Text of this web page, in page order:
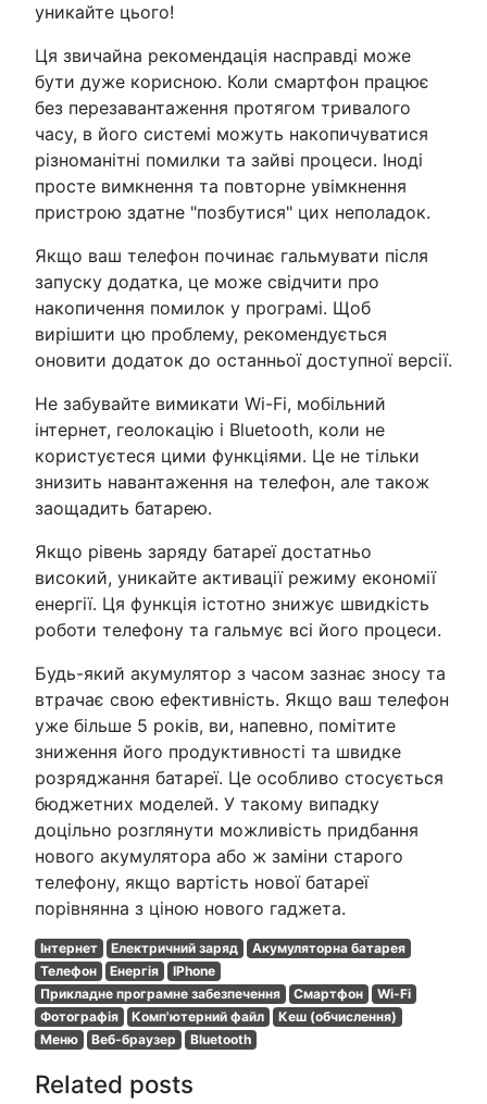
уникайте цього!
Ця звичайна рекомендація насправді може
бути дуже корисною. Коли смартфон працює
без перезавантаження протягом тривалого
часу, в його системі можуть накопичуватися
різноманітні помилки та зайві процеси. Іноді
просте вимкнення та повторне увімкнення
пристрою здатне "позбутися" цих неполадок.
Якщо ваш телефон починає гальмувати після
запуску додатка, це може свідчити про
накопичення помилок у програмі. Щоб
вирішити цю проблему, рекомендується
оновити додаток до останньої доступної версії.
Не забувайте вимикати Wi-Fi, мобільний
інтернет, геолокацію і Bluetooth, коли не
користуєтеся цими функціями. Це не тільки
знизить навантаження на телефон, але також
заощадить батарею.
Якщо рівень заряду батареї достатньо
високий, уникайте активації режиму економії
енергії. Ця функція істотно знижує швидкість
роботи телефону та гальмує всі його процеси.
Будь-який акумулятор з часом зазнає зносу та
втрачає свою ефективність. Якщо ваш телефон
уже більше 5 років, ви, напевно, помітите
зниження його продуктивності та швидке
розряджання батареї. Це особливо стосується
бюджетних моделей. У такому випадку
доцільно розглянути можливість придбання
нового акумулятора або ж заміни старого
телефону, якщо вартість нової батареї
порівнянна з ціною нового гаджета.
Інтернет Електричний заряд
Акумуляторна батарея
Телефон
Енергія
IPhone
Прикладне програмне забезпечення
Смартфон
Wi-Fi
Фотографія
Комп'ютерний файл
Кеш (обчислення)
Меню
Веб-браузер Bluetooth
Related posts